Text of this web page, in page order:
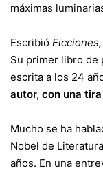
máximas
Escribió
Su primer libro de
escrita a los 24
autor, con una
Mucho se ha
Nobel de
años. En una